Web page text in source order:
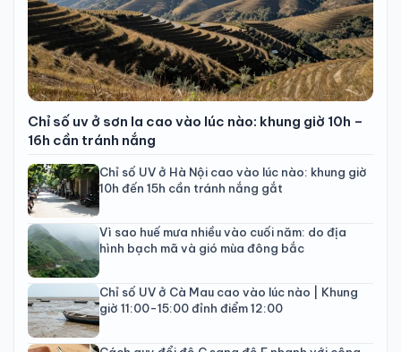
Chỉ số uv ở sơn la cao vào lúc nào: khung giờ 10h –
16h cần tránh nắng
Chỉ số UV ở Hà Nội cao vào lúc nào: khung giờ
10h đến 15h cần tránh nắng gắt
Vì sao huế mưa nhiều vào cuối năm: do địa
hình bạch mã và gió mùa đông bắc
Chỉ số UV ở Cà Mau cao vào lúc nào | Khung
giờ 11:00-15:00 đỉnh điểm 12:00